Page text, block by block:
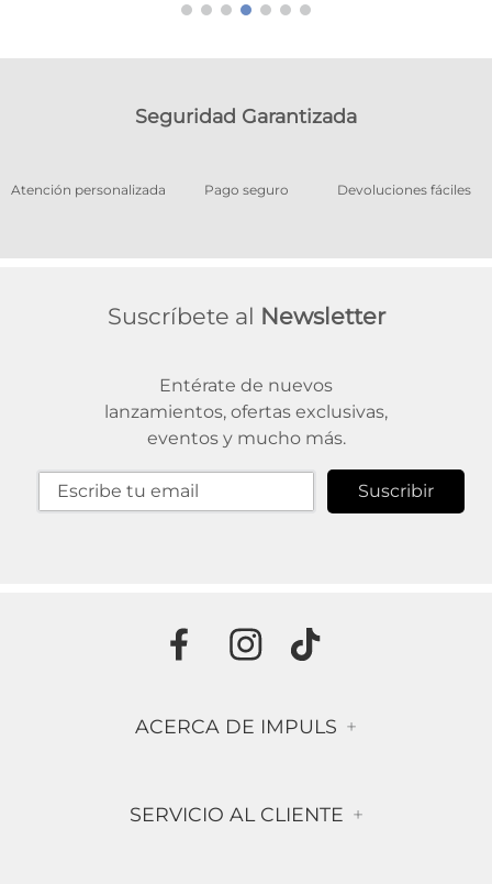
Seguridad Garantizada
Atención personalizada Pago seguro Devoluciones fáciles
Suscríbete al Newsletter
Entérate de nuevos
lanzamientos, ofertas exclusivas,
eventos y mucho más.
Suscribir
ACERCA DE IMPULS +
SERVICIO AL CLIENTE +